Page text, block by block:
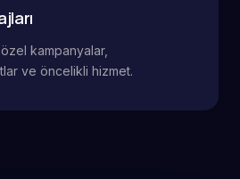
kampanyalar,
ve öncelikli hizmet.